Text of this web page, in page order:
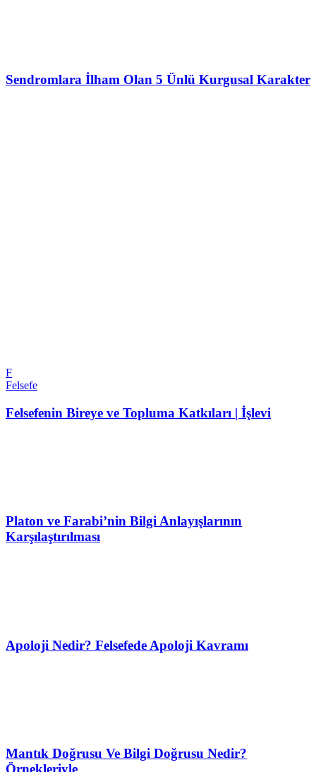
Sendromlara İlham Olan 5 Ünlü Kurgusal Karakter
F
Felsefe
Felsefenin Bireye ve Topluma Katkıları | İşlevi
Platon ve Farabi’nin Bilgi Anlayışlarının
Karşılaştırılması
Apoloji Nedir? Felsefede Apoloji Kavramı
Mantık Doğrusu Ve Bilgi Doğrusu Nedir?
Örnekleriyle